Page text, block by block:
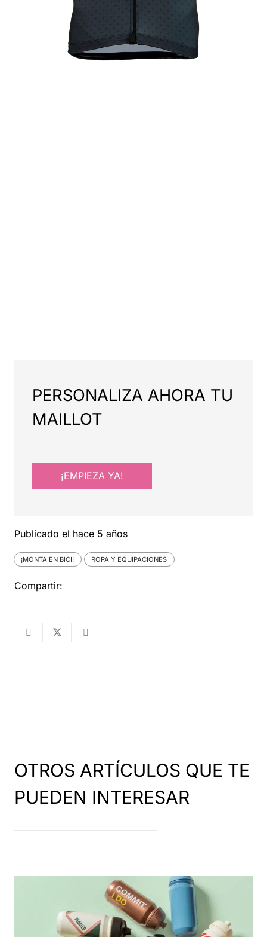
PERSONALIZA AHORA TU
MAILLOT
¡EMPIEZA YA!
Publicado el hace 5 años
¡MONTA EN BICI! ROPA Y EQUIPACIONES
Compartir:
OTROS ARTÍCULOS QUE TE
PUEDEN INTERESAR